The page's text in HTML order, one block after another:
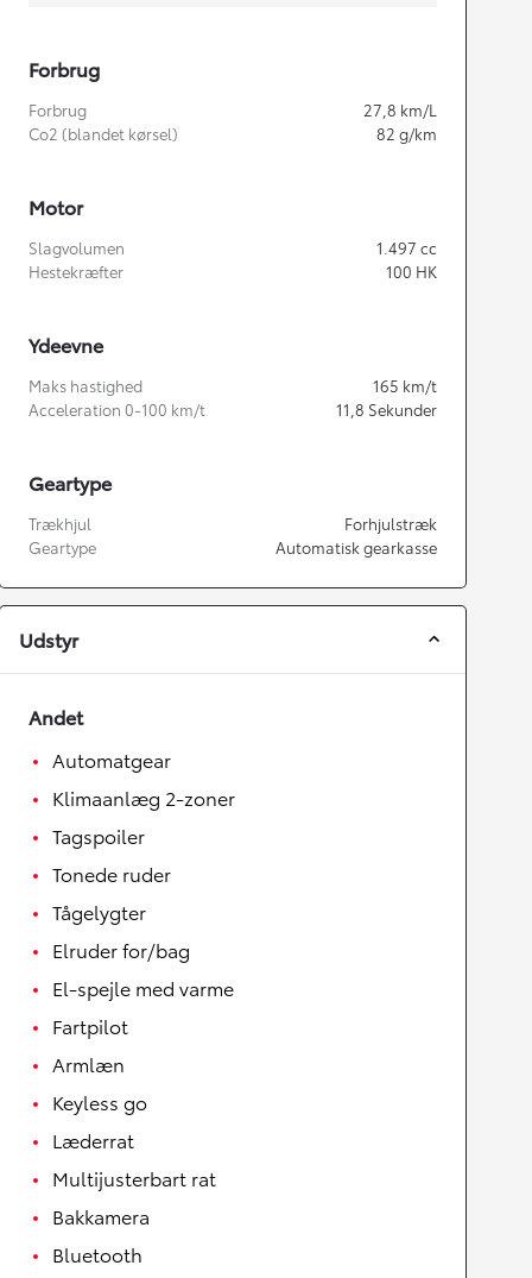
Forbrug
Forbrug 27,8 km/L
Co2 (blandet kørsel)
82 g/km
Motor
Slagvolumen 1.497 cc
Hestekræfter
100 HK
Ydeevne
Maks hastighed 165 km/t
Acceleration 0-100 km/t
11,8 Sekunder
Geartype
Trækhjul
Forhjulstræk
Geartype
Automatisk gearkasse
Udstyr
Andet
Automatgear
Klimaanlæg 2-zoner
Tagspoiler
Tonede ruder
Tågelygter
Elruder for/bag
El-spejle med varme
Fartpilot
Armlæn
Keyless go
Læderrat
Multijusterbart rat
Bakkamera
Bluetooth